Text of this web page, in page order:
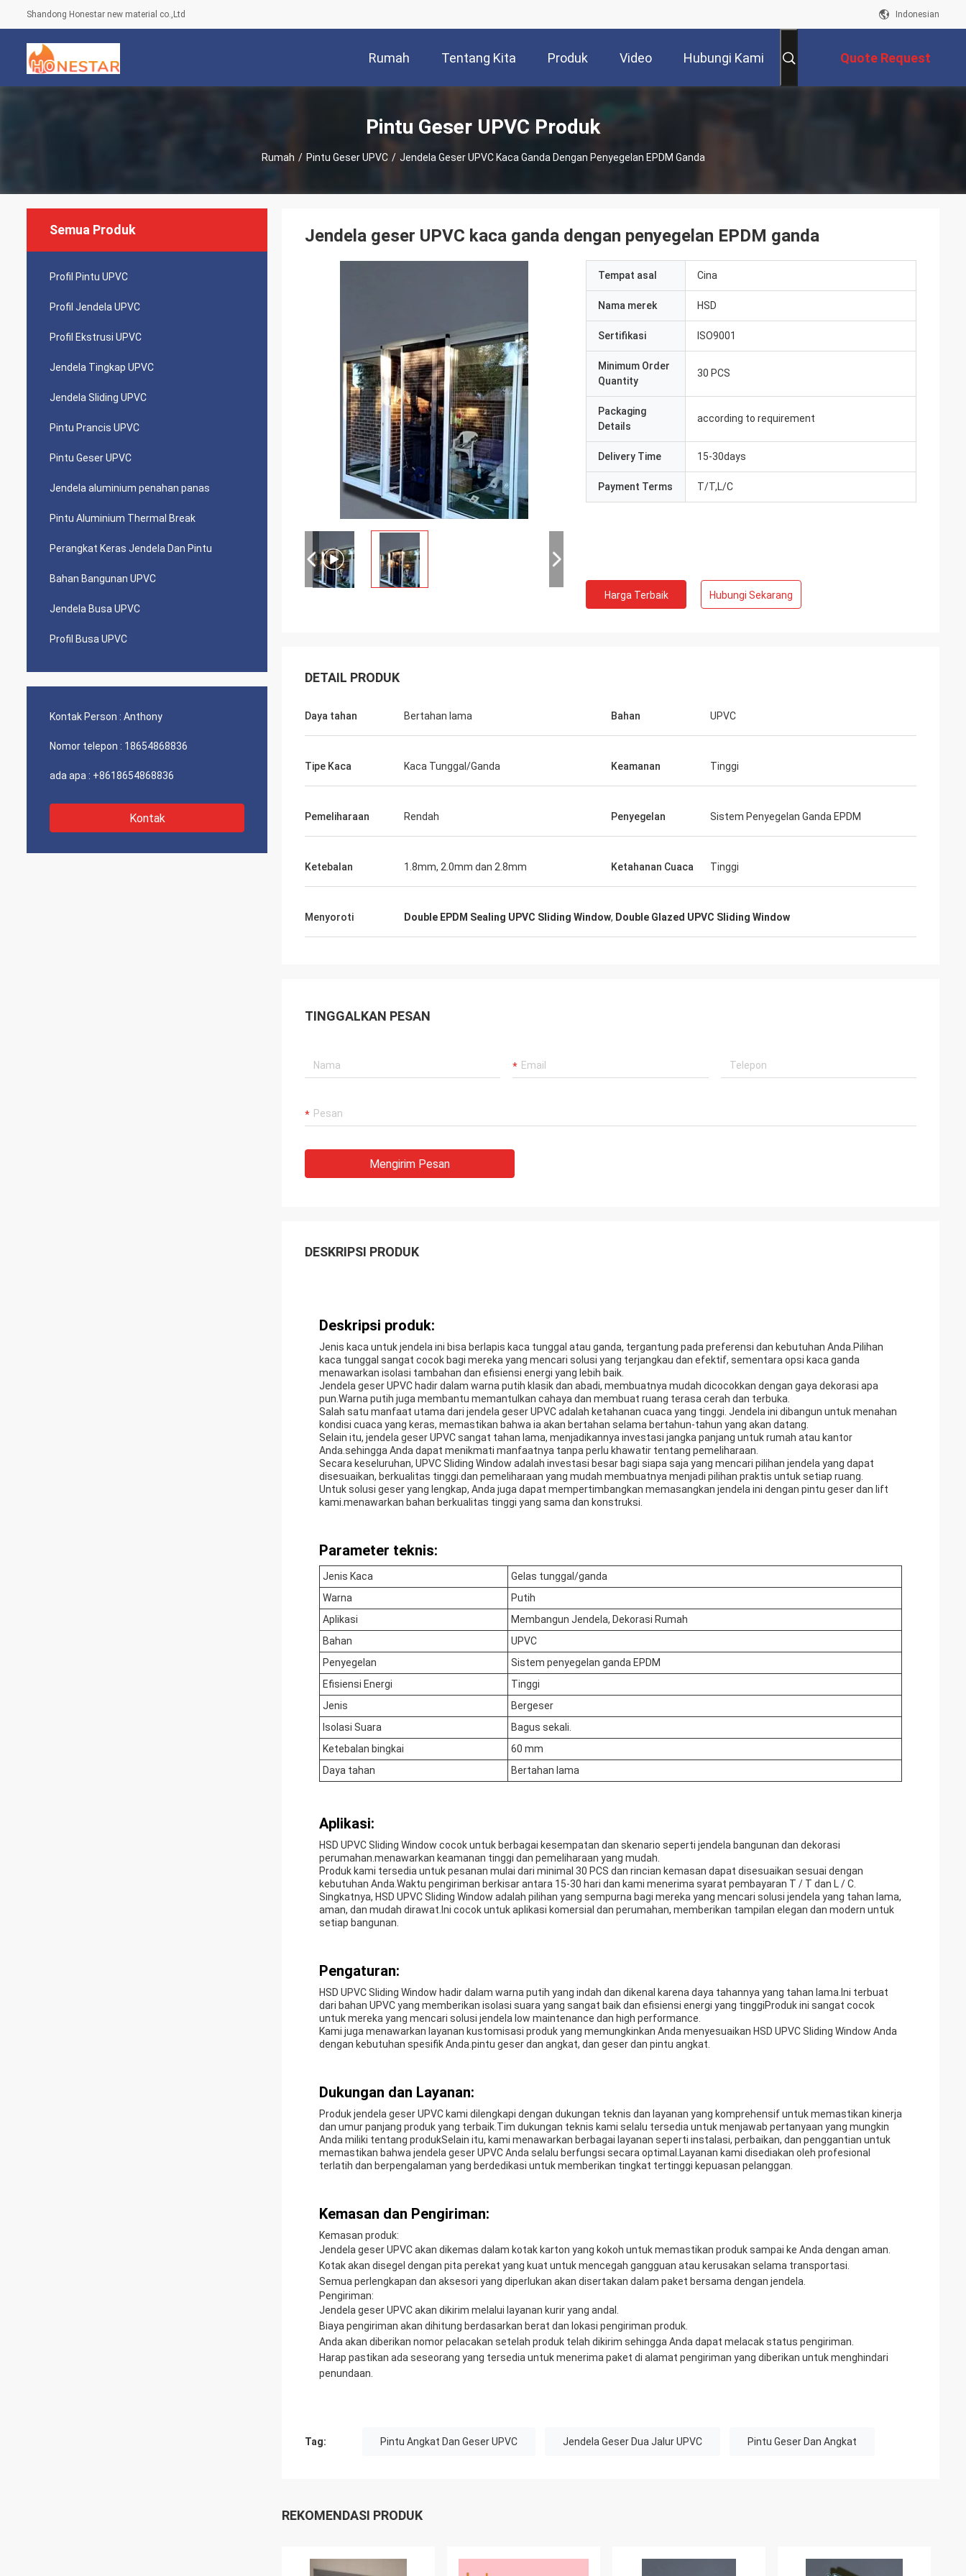
Shandong Honestar new material co.,Ltd Indonesian
Rumah Tentang Kita Produk Video Hubungi Kami Quote Request
Pintu Geser UPVC Produk
Rumah / Pintu Geser UPVC / Jendela Geser UPVC Kaca Ganda Dengan Penyegelan EPDM Ganda
Semua Produk
Profil Pintu UPVC
Profil Jendela UPVC
Profil Ekstrusi UPVC
Jendela Tingkap UPVC
Jendela Sliding UPVC
Pintu Prancis UPVC
Pintu Geser UPVC
Jendela aluminium penahan panas
Pintu Aluminium Thermal Break
Perangkat Keras Jendela Dan Pintu
Bahan Bangunan UPVC
Jendela Busa UPVC
Profil Busa UPVC
Kontak Person : Anthony
Nomor telepon : 18654868836
ada apa : +8618654868836
Kontak
Jendela geser UPVC kaca ganda dengan penyegelan EPDM ganda
Tempat asal Cina
Nama merek HSD
Sertifikasi ISO9001
Minimum Order
Quantity
30 PCS
Packaging
Details
according to requirement
Delivery Time 15-30days
Payment Terms T/T,L/C
Harga Terbaik Hubungi Sekarang
DETAIL PRODUK
Daya tahan Bertahan lama Bahan UPVC
Tipe Kaca Kaca Tunggal/Ganda Keamanan Tinggi
Pemeliharaan Rendah Penyegelan Sistem Penyegelan Ganda EPDM
Ketebalan 1.8mm, 2.0mm dan 2.8mm Ketahanan Cuaca Tinggi
Menyoroti Double EPDM Sealing UPVC Sliding Window, Double Glazed UPVC Sliding Window
TINGGALKAN PESAN
Mengirim Pesan
DESKRIPSI PRODUK
Deskripsi produk:
Jenis kaca untuk jendela ini bisa berlapis kaca tunggal atau ganda, tergantung pada preferensi dan kebutuhan Anda.Pilihan
kaca tunggal sangat cocok bagi mereka yang mencari solusi yang terjangkau dan efektif, sementara opsi kaca ganda
menawarkan isolasi tambahan dan efisiensi energi yang lebih baik.
Jendela geser UPVC hadir dalam warna putih klasik dan abadi, membuatnya mudah dicocokkan dengan gaya dekorasi apa
pun.Warna putih juga membantu memantulkan cahaya dan membuat ruang terasa cerah dan terbuka.
Salah satu manfaat utama dari jendela geser UPVC adalah ketahanan cuaca yang tinggi. Jendela ini dibangun untuk menahan
kondisi cuaca yang keras, memastikan bahwa ia akan bertahan selama bertahun-tahun yang akan datang.
Selain itu, jendela geser UPVC sangat tahan lama, menjadikannya investasi jangka panjang untuk rumah atau kantor
Anda.sehingga Anda dapat menikmati manfaatnya tanpa perlu khawatir tentang pemeliharaan.
Secara keseluruhan, UPVC Sliding Window adalah investasi besar bagi siapa saja yang mencari pilihan jendela yang dapat
disesuaikan, berkualitas tinggi.dan pemeliharaan yang mudah membuatnya menjadi pilihan praktis untuk setiap ruang.
Untuk solusi geser yang lengkap, Anda juga dapat mempertimbangkan memasangkan jendela ini dengan pintu geser dan lift
kami.menawarkan bahan berkualitas tinggi yang sama dan konstruksi.
Parameter teknis:
Jenis Kaca
Gelas tunggal/ganda
Warna
Putih
Aplikasi
Membangun Jendela, Dekorasi Rumah
Bahan
UPVC
Penyegelan
Sistem penyegelan ganda EPDM
Efisiensi Energi
Tinggi
Jenis
Bergeser
Isolasi Suara
Bagus sekali.
Ketebalan bingkai
60 mm
Daya tahan
Bertahan lama
Aplikasi:
HSD UPVC Sliding Window cocok untuk berbagai kesempatan dan skenario seperti jendela bangunan dan dekorasi
perumahan.menawarkan keamanan tinggi dan pemeliharaan yang mudah.
Produk kami tersedia untuk pesanan mulai dari minimal 30 PCS dan rincian kemasan dapat disesuaikan sesuai dengan
kebutuhan Anda.Waktu pengiriman berkisar antara 15-30 hari dan kami menerima syarat pembayaran T / T dan L / C.
Singkatnya, HSD UPVC Sliding Window adalah pilihan yang sempurna bagi mereka yang mencari solusi jendela yang tahan lama,
aman, dan mudah dirawat.Ini cocok untuk aplikasi komersial dan perumahan, memberikan tampilan elegan dan modern untuk
setiap bangunan.
Pengaturan:
HSD UPVC Sliding Window hadir dalam warna putih yang indah dan dikenal karena daya tahannya yang tahan lama.Ini terbuat
dari bahan UPVC yang memberikan isolasi suara yang sangat baik dan efisiensi energi yang tinggiProduk ini sangat cocok
untuk mereka yang mencari solusi jendela low maintenance dan high performance.
Kami juga menawarkan layanan kustomisasi produk yang memungkinkan Anda menyesuaikan HSD UPVC Sliding Window Anda
dengan kebutuhan spesifik Anda.pintu geser dan angkat, dan geser dan pintu angkat.
Dukungan dan Layanan:
Produk jendela geser UPVC kami dilengkapi dengan dukungan teknis dan layanan yang komprehensif untuk memastikan kinerja
dan umur panjang produk yang terbaik.Tim dukungan teknis kami selalu tersedia untuk menjawab pertanyaan yang mungkin
Anda miliki tentang produkSelain itu, kami menawarkan berbagai layanan seperti instalasi, perbaikan, dan penggantian untuk
memastikan bahwa jendela geser UPVC Anda selalu berfungsi secara optimal.Layanan kami disediakan oleh profesional
terlatih dan berpengalaman yang berdedikasi untuk memberikan tingkat tertinggi kepuasan pelanggan.
Kemasan dan Pengiriman:
Kemasan produk:
Jendela geser UPVC akan dikemas dalam kotak karton yang kokoh untuk memastikan produk sampai ke Anda dengan aman.
Kotak akan disegel dengan pita perekat yang kuat untuk mencegah gangguan atau kerusakan selama transportasi.
Semua perlengkapan dan aksesori yang diperlukan akan disertakan dalam paket bersama dengan jendela.
Pengiriman:
Jendela geser UPVC akan dikirim melalui layanan kurir yang andal.
Biaya pengiriman akan dihitung berdasarkan berat dan lokasi pengiriman produk.
Anda akan diberikan nomor pelacakan setelah produk telah dikirim sehingga Anda dapat melacak status pengiriman.
Harap pastikan ada seseorang yang tersedia untuk menerima paket di alamat pengiriman yang diberikan untuk menghindari
penundaan.
Tag: Pintu Angkat Dan Geser UPVC Jendela Geser Dua Jalur UPVC Pintu Geser Dan Angkat
REKOMENDASI PRODUK